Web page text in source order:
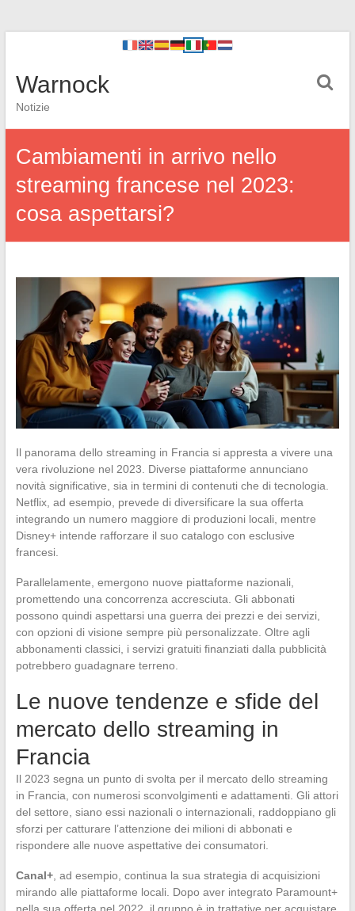
Warnock
Notizie
Cambiamenti in arrivo nello
streaming francese nel 2023:
cosa aspettarsi?
Il panorama dello streaming in Francia si appresta a vivere una
vera rivoluzione nel 2023. Diverse piattaforme annunciano
novità significative, sia in termini di contenuti che di tecnologia.
Netflix, ad esempio, prevede di diversificare la sua offerta
integrando un numero maggiore di produzioni locali, mentre
Disney+ intende rafforzare il suo catalogo con esclusive
francesi.
Parallelamente, emergono nuove piattaforme nazionali,
promettendo una concorrenza accresciuta. Gli abbonati
possono quindi aspettarsi una guerra dei prezzi e dei servizi,
con opzioni di visione sempre più personalizzate. Oltre agli
abbonamenti classici, i servizi gratuiti finanziati dalla pubblicità
potrebbero guadagnare terreno.
Le nuove tendenze e sfide del
mercato dello streaming in
Francia
Il 2023 segna un punto di svolta per il mercato dello streaming
in Francia, con numerosi sconvolgimenti e adattamenti. Gli attori
del settore, siano essi nazionali o internazionali, raddoppiano gli
sforzi per catturare l’attenzione dei milioni di abbonati e
rispondere alle nuove aspettative dei consumatori.
Canal+, ad esempio, continua la sua strategia di acquisizioni
mirando alle piattaforme locali. Dopo aver integrato Paramount+